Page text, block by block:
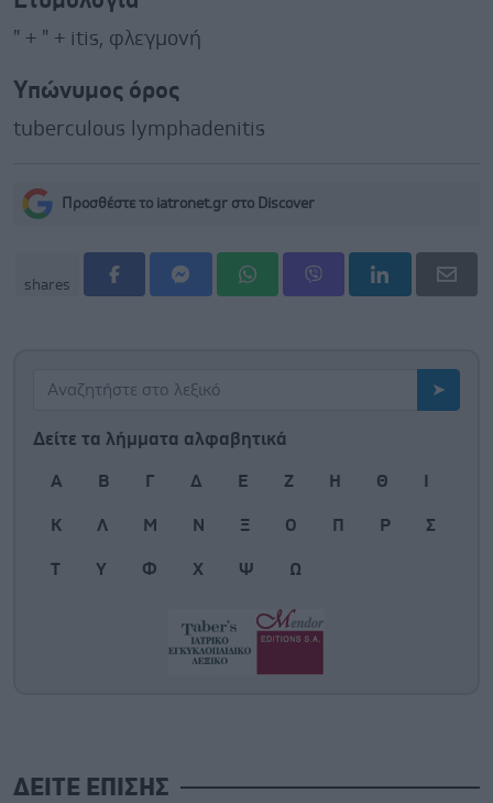
" + " + itis, φλεγμονή
Υπώνυμος όρος
tuberculous lymphadenitis
Προσθέστε το iatronet.gr στο Discover
shares
Δείτε τα λήμματα αλφαβητικά
Α Β Γ Δ Ε Ζ Η Θ
Κ Λ Μ Ν Ξ Ο Π Ρ Σ
Τ Υ Φ Χ Ψ Ω
ΔΕΙΤΕ ΕΠΙΣΗΣ